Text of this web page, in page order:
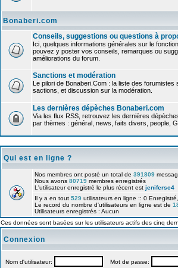
Bonaberi.com
Conseils, suggestions ou questions à
Ici, quelques informations générales sur le
pouvez y poster vos conseils, remarques ou
améliorations du forum.
Sanctions et modération
Le pilori de Bonaberi.Com : la liste des
sactions, et discussion sur la modération.
Les dernières dépèches Bonaberi.com
Via les flux RSS, retrouvez les dernières
par thèmes : général, news, faits divers, people,
Qui est en ligne ?
Nos membres ont posté un total de 391809
Nous avons 80719 membres enregistrés
L'utilisateur enregistré le plus récent est jenifersc4
Il y a en tout 529 utilisateurs en ligne :: 0
Le record du nombre d'utilisateurs en ligne est de
Utilisateurs enregistrés : Aucun
Ces données sont basées sur les utilisateurs actifs des cinq
Connexion
Nom d'utilisateur: Mot de passe: